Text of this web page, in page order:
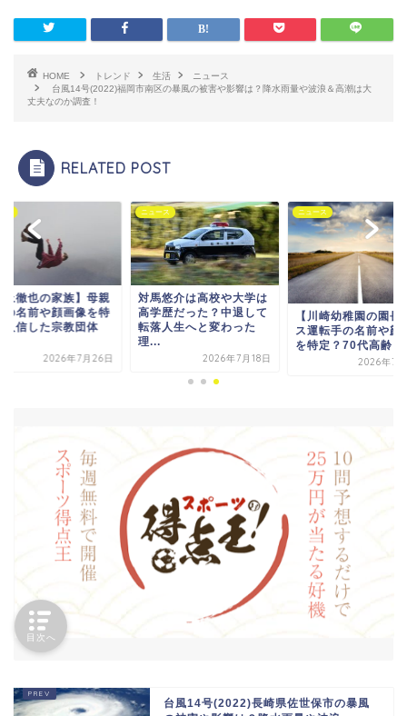
HOME トレンド 生活
ニュース
台風14号(2022)福岡市南区の暴風の被害や影響は？降水雨量や波浪＆高潮は大
丈夫なのか調査！
RELATED POST
悠介は高校や大学は
歴だった？中退して
人生へと変わった
2026年7月18日
ニュース
【川崎幼稚園の園長】バ
ス運転手の名前や顔画像
を特定？70代高齢ドラ...
2026年7月27日
ニュース
【山上徹也の家族】
と妹の名前や顔画像
定？入信した宗教団
は...
2026年7
台風14号(2022)長崎県佐世保市の暴風
目次へ